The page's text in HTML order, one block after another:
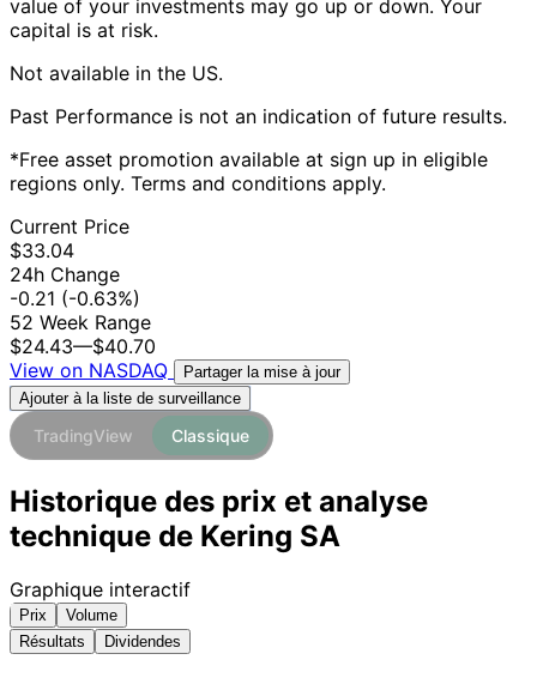
value of your investments may go up or down. Your
capital is at risk.
Not available in the US.
Past Performance is not an indication of future results.
*Free asset promotion available at sign up in eligible
regions only. Terms and conditions apply.
Current Price
$33.04
24h Change
-0.21 (-0.63%)
52 Week Range
$24.43—$40.70
View on NASDAQ
Partager la mise à jour
Ajouter à la liste de surveillance
TradingView Classique
Historique des prix et analyse
technique de Kering SA
Graphique interactif
Prix
Volume
Résultats
Dividendes